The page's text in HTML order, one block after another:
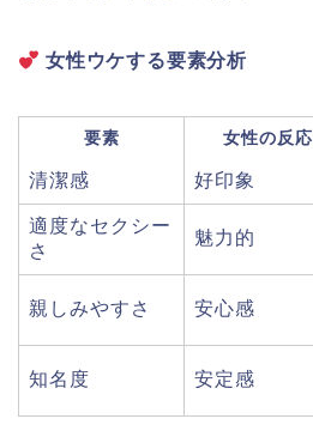
女性ウケする要素分析
要素 女性の反応
清潔感 好印象
適度なセクシー
さ
魅力的
親しみやすさ 安心感
知名度 安定感